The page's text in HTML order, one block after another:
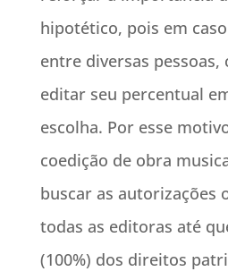
hipotético, pois em
entre diversas pessoas,
editar seu percentual
escolha. Por esse
coedição de obra
buscar as autorizações
todas as editoras até
(100%) dos direitos